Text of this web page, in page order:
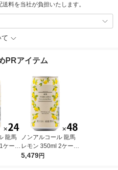
料を当社が負担いたします。
PRアイテム
龍馬
ケース
ール
ノンアルコール 龍馬
レモン 350ml 2ケース
（48本） 日本ビール
5,479円